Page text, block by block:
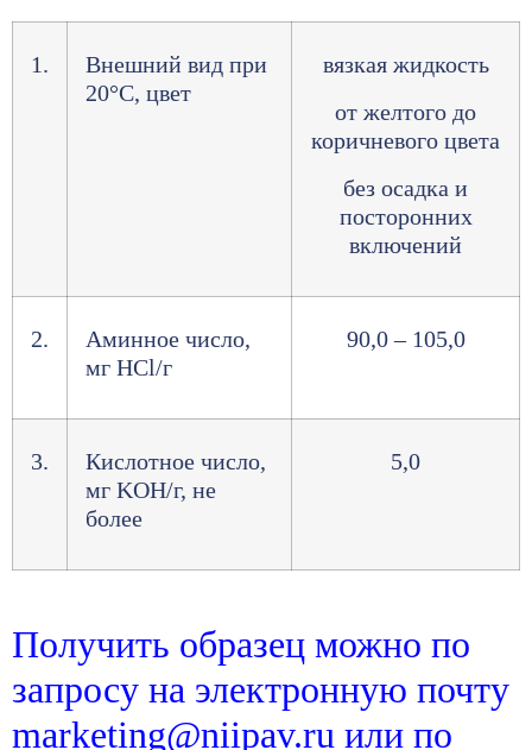
1.
Внешний вид при
20°С, цвет
вязкая жидкость
от желтого до
коричневого цвета
без осадка и
посторонних
включений
2.
Аминное число,
мг HCl/г
90,0 – 105,0
3.
Кислотное число,
мг KOH/г, не
более
5,0
Получить образец можно по
запросу на электронную почту
marketing@niipav.ru или по